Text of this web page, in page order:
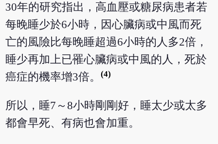
30年的研究指出，高血壓或糖尿病患者若
每晚睡少於6小時，因心臟病或中風而死
亡的風險比每晚睡超過6小時的人多2倍，
睡少再加上已罹心臟病或中風的人，死於
癌症的機率增3倍。(4)
所以，睡7～8小時剛剛好，睡太少或太多
都會早死、有病也會加重。